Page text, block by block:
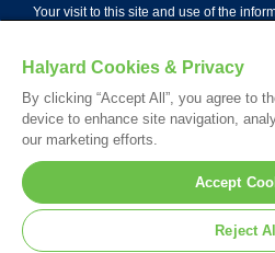
Your visit to this site and use of the
© 2026. All rights reserved.
Nederlands
Halyard Cookies & Privacy
By clicking “Accept All”, you agree to
device to enhance site navigation,
our marketing efforts.
Accept
Reject All